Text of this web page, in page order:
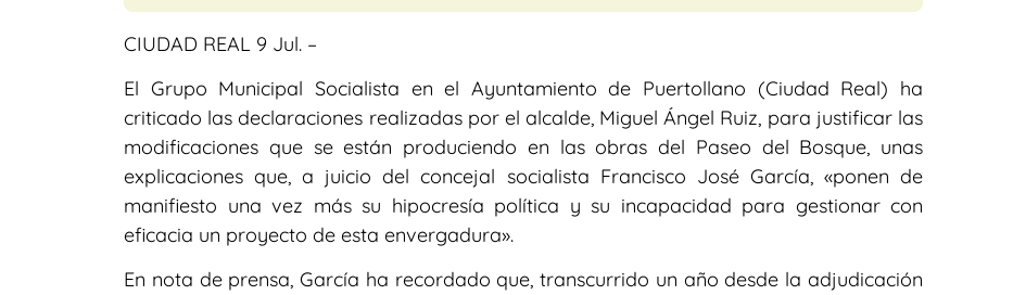
CIUDAD REAL 9 Jul. –
El Grupo Municipal Socialista en el Ayuntamiento de Puertollano (Ciudad Real) ha
criticado las declaraciones realizadas por el alcalde, Miguel Ángel Ruiz, para justificar las
modificaciones que se están produciendo en las obras del Paseo del Bosque, unas
explicaciones que, a juicio del concejal socialista Francisco José García, «ponen de
manifiesto una vez más su hipocresía política y su incapacidad para gestionar con
eficacia un proyecto de esta envergadura».
En nota de prensa, García ha recordado que, transcurrido un año desde la adjudicación